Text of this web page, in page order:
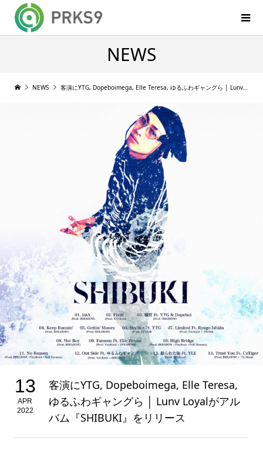
NEWS
NEWS 客演にYTG, Dopeboimega, Elle Teresa, ゆるふわギャングら │ Lunv Loyalがアルバム『SHIBUKI』をリリース
13
APR
2022
客演にYTG, Dopeboimega, Elle Teresa,
ゆるふわギャングら │ Lunv Loyalがアル
バム『SHIBUKI』をリリース